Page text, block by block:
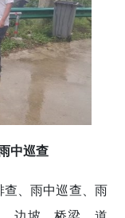
中巡查
、雨中巡查、雨